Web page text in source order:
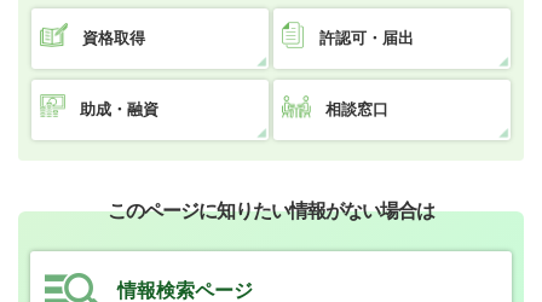
資格取得 許認可・届出
助成・融資 相談窓口
このページに知りたい情報がない場合は
情報検索ページ